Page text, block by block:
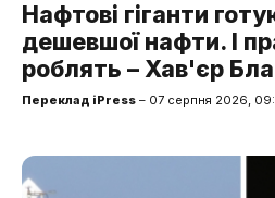
Нафтові гіганти
дешевшої нафти. І
роблять – Хав'єр
Переклад iPress – 07 серпня 2026,